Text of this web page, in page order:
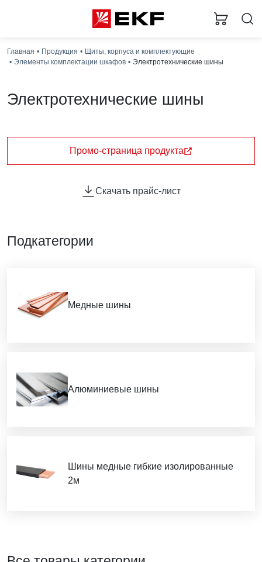
Главная Продукция
Щиты, корпуса и комплектующие
Элементы комплектации шкафов
Электротехнические шины
Электротехнические шины
предназначены для распределения электроэнергии,
подключения различного электрооборудования.
Промо-страница продукта
Скачать прайс-лист
Подкатегории
Медные шины
Алюминиевые шины
Шины медные гибкие изолированные
2м